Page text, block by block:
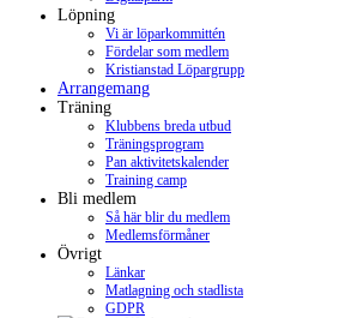
Löpning
Vi är löparkommittén
Fördelar som medlem
Kristianstad Löpargrupp
Arrangemang
Träning
Klubbens breda utbud
Träningsprogram
Pan aktivitetskalender
Training camp
Bli medlem
Så här blir du medlem
Medlemsförmåner
Övrigt
Länkar
Matlagning och stadlista
GDPR